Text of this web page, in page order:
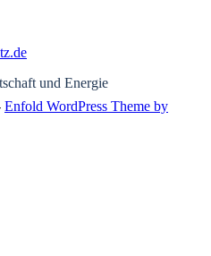
Enfold WordPress Theme by